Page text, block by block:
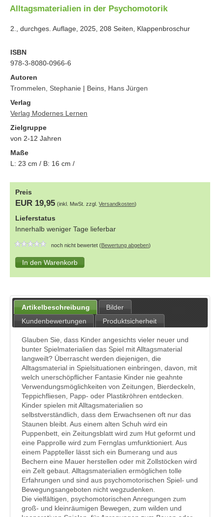
Alltagsmaterialien in der Psychomotorik
2., durchges. Auflage, 2025, 208 Seiten, Klappenbroschur
ISBN
978-3-8080-0966-6
Autoren
Trommelen, Stephanie | Beins, Hans Jürgen
Verlag
Verlag Modernes Lernen
Zielgruppe
von 2-12 Jahren
Maße
L: 23 cm / B: 16 cm /
Preis
EUR 19,95 (inkl. MwSt. zzgl.Versandkosten)
Lieferstatus
Innerhalb weniger Tage lieferbar
noch nicht bewertet (Bewertung abgeben)
Artikelbeschreibung
Bilder
Kundenbewertungen
Produktsicherheit
Glauben Sie, dass Kinder angesichts vieler neuer und
bunter Spielmaterialien das Spiel mit Alltagsmaterial
langweilt? Überrascht werden diejenigen, die
Alltagsmaterial in Spielsituationen einbringen, davon, mit
welch unerschöpflicher Fantasie Kinder nie geahnte
Verwendungsmöglichkeiten von Zeitungen, Bierdeckeln,
Teppichfliesen, Papp- oder Plastikröhren entdecken.
Kinder spielen mit Alltagsmaterialien so
selbstverständlich, dass dem Erwachsenen oft nur das
Staunen bleibt. Aus einem alten Schuh wird ein
Puppenbett, ein Zeitungsblatt wird zum Hut geformt und
eine Papprolle wird zum Fernglas umfunktioniert. Aus
einem Pappteller lässt sich ein Bumerang und aus
Bechern eine Mauer herstellen oder mit Zollstöcken wird
ein Zelt gebaut. Alltagsmaterialien ermöglichen tolle
Erfahrungen und sind aus psychomotorischen Spiel- und
Bewegungsangeboten nicht wegzudenken.
Die vielfältigen, psychomotorischen Anregungen zum
groß- und kleinräumigen Bewegen, zum wilden und